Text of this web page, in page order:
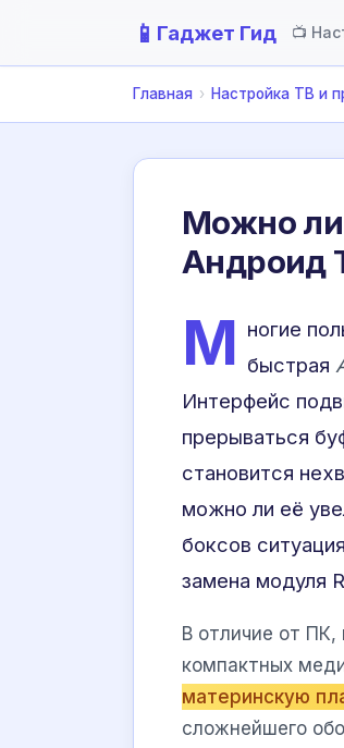
📱 Гаджет Гид 📺
Главная › Настройка ТВ и
Можно ли
Андроид
М ногие
быстрая
Интерфейс
прерываться
становится
можно ли её
боксов
замена модуля
В отличие от
компактных
материнскую
сложнейшего